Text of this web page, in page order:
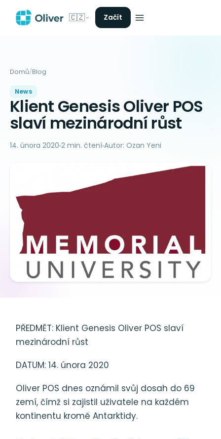
🇨🇿 Začít
Domů/Blog
News
Klient Genesis Oliver POS
slaví mezinárodní růst
14. února 2020 2 min. čtení Autor: Ozan Yeni
PŘEDMĚT: Klient Genesis Oliver POS slaví
mezinárodní růst
DATUM: 14. února 2020
Oliver POS dnes oznámil svůj dosah do 69
zemí, čímž si zajistil uživatele na každém
kontinentu kromě Antarktidy.